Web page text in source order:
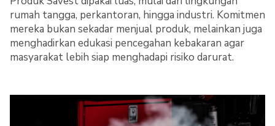
rumah tangga, perkantoran, hingga industri. Komitmen
mereka bukan sekadar menjual produk, melainkan juga
menghadirkan edukasi pencegahan kebakaran agar
masyarakat lebih siap menghadapi risiko darurat.